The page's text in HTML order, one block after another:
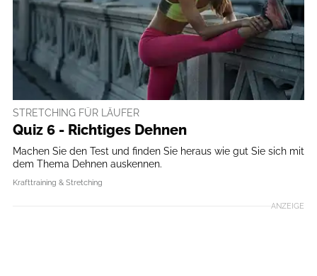
STRETCHING FÜR LÄUFER
Quiz 6 - Richtiges Dehnen
Machen Sie den Test und finden Sie heraus wie gut Sie sich mit
dem Thema Dehnen auskennen.
Krafttraining & Stretching
ANZEIGE